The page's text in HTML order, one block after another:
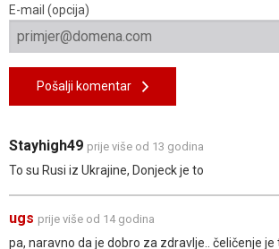
E-mail (opcija)
Pošalji komentar
Stayhigh49 prije više od 13 godina
To su Rusi iz Ukrajine, Donjeck je to
ugs prije više od 14 godina
pa, naravno da je dobro za zdravlje.. čeličenje je